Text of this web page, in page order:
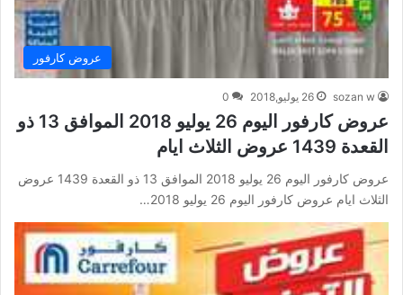
عروض كارفور
sozan w 26 يوليو,2018 0
عروض كارفور اليوم 26 يوليو 2018 الموافق 13 ذو
القعدة 1439 عروض الثلاث ايام
عروض كارفور اليوم 26 يوليو 2018 الموافق 13 ذو القعدة 1439 عروض
الثلاث ايام عروض كارفور اليوم 26 يوليو 2018…